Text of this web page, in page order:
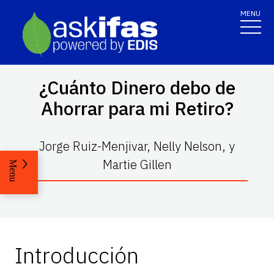
MENU
¿Cuánto Dinero debo de
Ahorrar para mi Retiro?
Jorge Ruiz-Menjivar, Nelly Nelson, y
Martie Gillen
Menu
Introducción